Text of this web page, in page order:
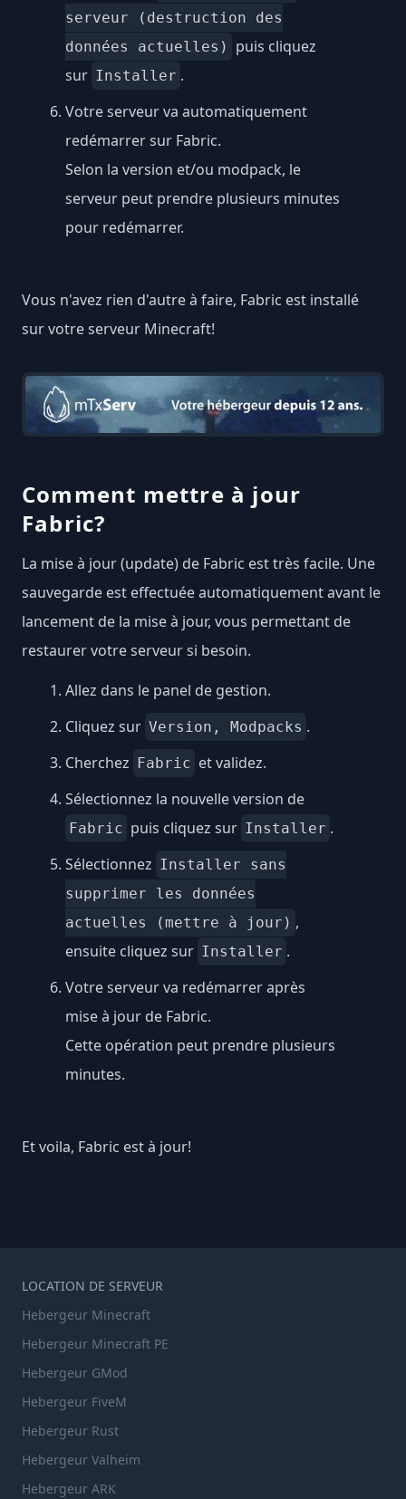
serveur (destruction des
données actuelles)
puis cliquez
sur Installer .
Votre serveur va automatiquement
redémarrer sur Fabric.
Selon la version et/ou modpack, le
serveur peut prendre plusieurs minutes
pour redémarrer.
Vous n'avez rien d'autre à faire, Fabric est installé
sur votre serveur Minecraft!
Comment mettre à jour
Fabric?
La mise à jour (update) de Fabric est très facile. Une
sauvegarde est effectuée automatiquement avant le
lancement de la mise à jour, vous permettant de
restaurer votre serveur si besoin.
Allez dans le panel de gestion.
Cliquez sur Version, Modpacks .
Cherchez Fabric et validez.
Sélectionnez la nouvelle version de
Fabric puis cliquez sur Installer .
Sélectionnez Installer sans
supprimer les données
actuelles (mettre à jour) ,
ensuite cliquez sur Installer .
Votre serveur va redémarrer après
mise à jour de Fabric.
Cette opération peut prendre plusieurs
minutes.
Et voila, Fabric est à jour!
LOCATION DE SERVEUR
Hebergeur Minecraft
Hebergeur Minecraft PE
Hebergeur GMod
Hebergeur FiveM
Hebergeur Rust
Hebergeur Valheim
Hebergeur ARK